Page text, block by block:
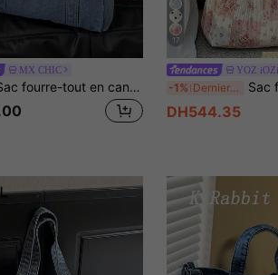
MX CHIC
1 pièce Sac fourre-tout en canevas bleue de haute qualité, sac de grande capacité pour le travail/les courses, sac à main polyvalent et minimaliste pour femmes
17
YOZ iOZi
-1% Derniers 2 jours Sac fourre-tout en canevas à pois style coréen pour
DH544.35